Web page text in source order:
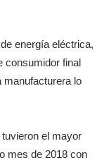
energía eléctrica,
consumidor final
manufacturera lo
el mayor
mes de 2018 con